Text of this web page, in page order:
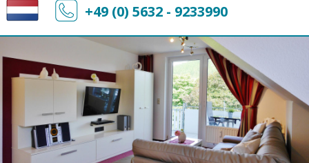
+49 (0) 5632 - 9233990